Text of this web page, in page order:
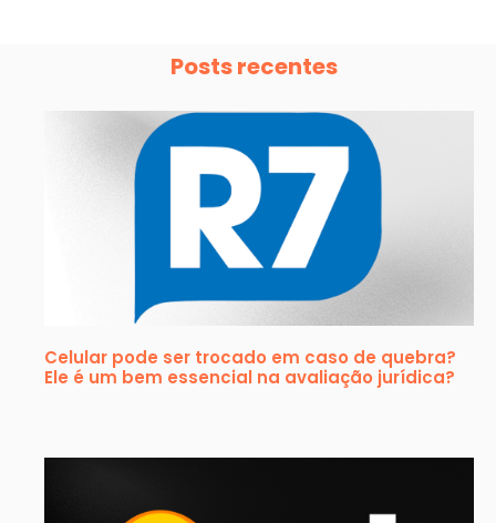
Posts recentes
Celular pode ser trocado em caso de quebra?
Ele é um bem essencial na avaliação jurídica?